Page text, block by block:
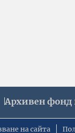
Архивен фонд
на сайта